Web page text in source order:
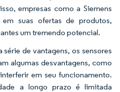
empresas como a Siemens
em suas ofertas de produtos,
um tremendo potencial.
de vantagens, os sensores
algumas desvantagens, como
em seu funcionamento.
a longo prazo é limitada